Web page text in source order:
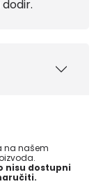
na našem
nisu dostupni